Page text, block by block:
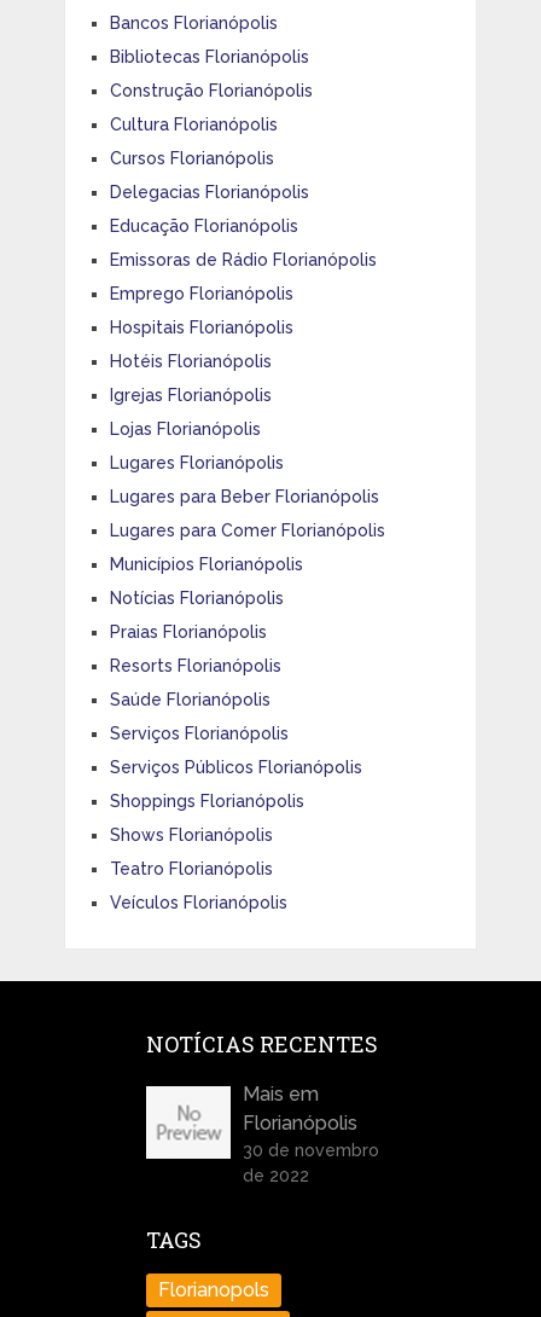
Bancos Florianópolis
Bibliotecas Florianópolis
Construção Florianópolis
Cultura Florianópolis
Cursos Florianópolis
Delegacias Florianópolis
Educação Florianópolis
Emissoras de Rádio Florianópolis
Emprego Florianópolis
Hospitais Florianópolis
Hotéis Florianópolis
Igrejas Florianópolis
Lojas Florianópolis
Lugares Florianópolis
Lugares para Beber Florianópolis
Lugares para Comer Florianópolis
Municípios Florianópolis
Notícias Florianópolis
Praias Florianópolis
Resorts Florianópolis
Saúde Florianópolis
Serviços Florianópolis
Serviços Públicos Florianópolis
Shoppings Florianópolis
Shows Florianópolis
Teatro Florianópolis
Veículos Florianópolis
NOTÍCIAS RECENTES
Mais em
Florianópolis
30 de novembro
de 2022
TAGS
Florianopols